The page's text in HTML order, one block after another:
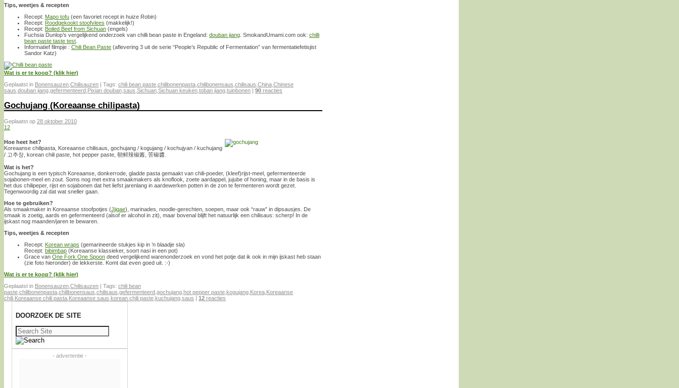
Tips, weetjes & recepten
Recept: Mapo tofu (een favoriet recept in huize Robin)
Recept: Roodgekookt stoofvlees (makkelijk!)
Recept: Boiled Beef from Sichuan (engels)
Fuchsia Dunlop’s vergelijkend onderzoek van chilli bean paste in Engeland: douban jiang . SmokandUmami.com ook: chilli
bean paste taste test
Informatief filmpje : Chili Bean Paste (aflevering 3 uit de serie “People’s Republic of Fermentation” van fermentatiefetisjist
Sandor Katz)
Wat is er te koop? (klik hier)
Geplaatst in Bonensauzen Chilisauzen Tags: chili bean paste chilibonenpasta chilibonensaus chilisaus China Chinese
saus douban jiang gefermenteerd Pixian douban saus Sichuan Sichuan keuken toban jiang tuinbonen 90 reacties
Gochujang (Koreaanse chilipasta)
Geplaatst op 28 oktober 2010
12
Hoe heet het?
Koreaanse chilipasta, Koreaanse chilisaus, gochujang / kogujang / kochujyan / kuchujang
/ 고추장, korean chili paste, hot pepper paste, 朝鲜辣椒酱, 苦椒醬.
Wat is het?
Gochujang is een typisch Koreaanse, donkerrode, gladde pasta gemaakt van chili-poeder, (kleef)rijst-meel, gefermenteerde
sojabonen-meel en zout. Soms nog met extra smaakmakers als knoflook, zoete aardappel, jujube of honing, maar in de basis is
het dus chilipeper, rijst en sojabonen dat het liefst jarenlang in aardewerken potten in de zon te fermenteren wordt gezet.
Tegenwoordig zal dat wat sneller gaan.
Hoe te gebruiken?
Als smaakmaker in Koreaanse stoofpotjes (Jjigae), marinades, noodle-gerechten, soepen, maar ook “rauw” in dipsausjes. De
smaak is zoetig, aards en gefermenteerd (alsof er alcohol in zit), maar bovenal blijft het natuurlijk een chilisaus: scherp! In de
ijskast nog maanden/jaren te bewaren.
Tips, weetjes & recepten
Recept: Korean wraps (gemarineerde stukjes kip in ’n blaadje sla)
Recept: bibimbap (Koreaanse klassieker, soort nasi in een pot)
Grace van One Fork One Spoon deed vergelijkend warenonderzoek en vond het potje dat ik ook in mijn ijskast heb staan
(zie foto hieronder) de lekkerste. Komt dat even goed uit. :-)
Wat is er te koop? (klik hier)
Geplaatst in Bonensauzen Chilisauzen Tags: chili bean
paste chilibonenpasta chilibonensaus chilisaus gefermenteerd gochujang hot pepper paste kogujang Korea Koreaanse
chili Koreaanse chili pasta Koreaanse saus korean chili paste kuchujang saus 12 reacties
DOORZOEK DE SITE
Zoeken
naar:
- advertentie -